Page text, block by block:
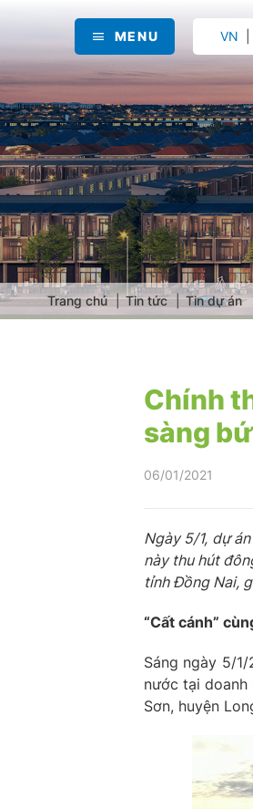
MENU VN
Trang chủ Tin tức Tin dự án
Chính
sàng
06/01/2021
Ngày 5/1, dự
này thu hút
tỉnh Đồng Nai,
“Cất cánh”
Sáng ngày 5/
nước tại
Sơn, huyện